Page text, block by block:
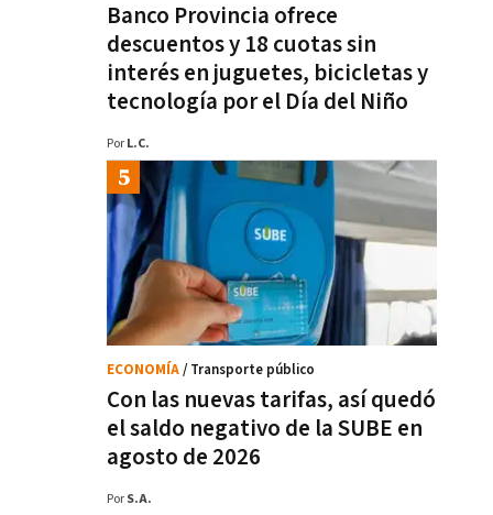
Banco Provincia ofrece
descuentos y 18 cuotas sin
interés en juguetes, bicicletas y
tecnología por el Día del Niño
Por L.C.
Con las nuevas tarifas, así quedó
el saldo negativo de la SUBE en
agosto de 2026
ECONOMÍA/ Transporte público
Por S.A.